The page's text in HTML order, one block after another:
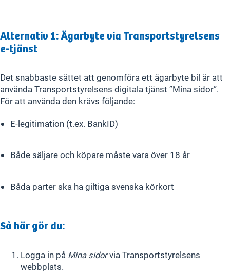
Alternativ 1: Ägarbyte via Transportstyrelsens
e-tjänst
Det snabbaste sättet att genomföra ett ägarbyte bil är att
använda Transportstyrelsens digitala tjänst ”Mina sidor”.
För att använda den krävs följande:
E-legitimation (t.ex. BankID)
Både säljare och köpare måste vara över 18 år
Båda parter ska ha giltiga svenska körkort
Så här gör du:
Logga in på Mina sidorvia Transportstyrelsens
webbplats.